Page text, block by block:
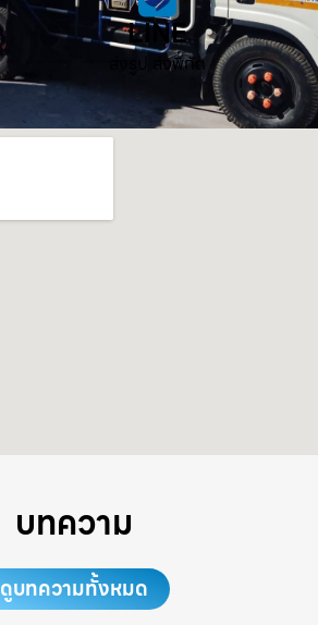
LINE
ส่งรูป ส่งพิกัด
บทความ
ดูบทความทั้งหมด